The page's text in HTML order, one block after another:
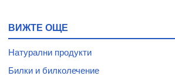
ВИЖТЕ ОЩЕ
Натурални продукти
Билки и билколечение